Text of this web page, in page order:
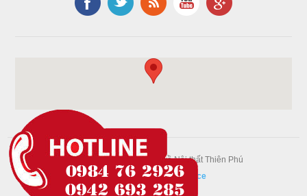
© 2026 - Bản quyền thuộc về Nội thất Thiên Phú
Powered bynopCommerce